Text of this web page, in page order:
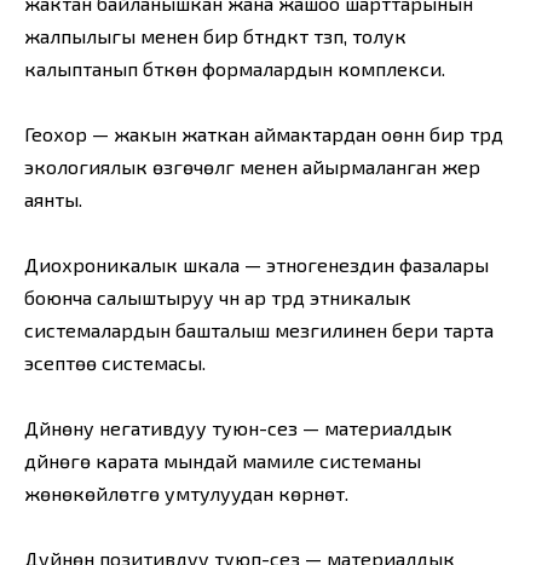
жалпылыгы менен бир бүтүндүктү түзүп, толук
калыптанып бүткөн формалардын комплекси.
Геохор — жакын жаткан аймактардан оөүнүн бир түрдүү
экологиялык өзгөчөлүгү менен айырмаланган жер
аянты.
Диохроникалык шкала — этногенездин фазалары
боюнча салыштыруу үчүн ар түрдүү этникалык
системалардын башталыш мезгилинен бери тарта
эсептөө системасы.
Дүйнөну негативдуу туюн-сезүү — материалдык
дүйнөгө карата мындай мамиле системаны
жөнөкөйлөтүүгө умтулуудан көрүнөт.
Дуйнөнү позитивдуу туюп-сезүү — материалдык